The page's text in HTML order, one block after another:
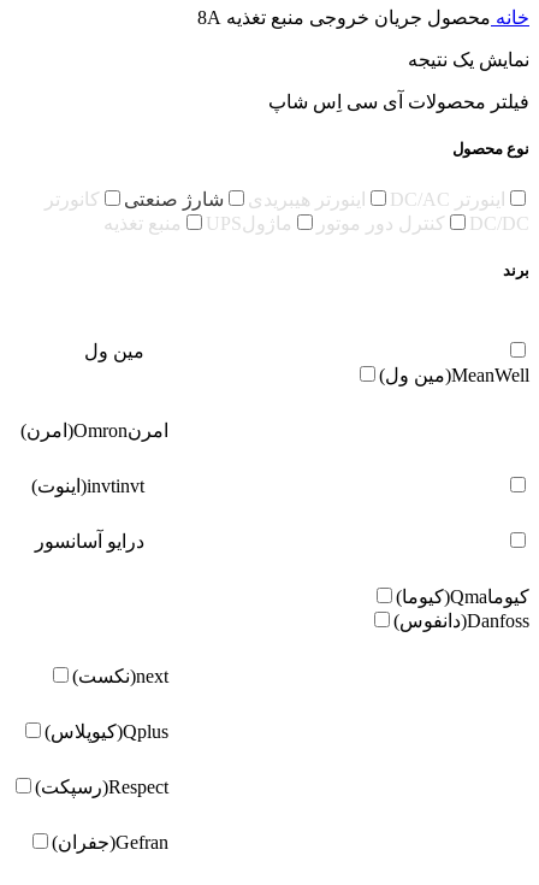
خانه محصول جریان خروجی منبع تغذیه 8A
نمایش یک نتیجه
فیلتر محصولات آی سی اِس شاپ
نوع محصول
اینورتر DC/AC اینورتر هیبریدی شارژ صنعتی
کانورتر
DC/DC
کنترل دور موتور ماژولUPS منبع تغذیه
برند
مین ول
MeanWell(مین ول)
امرنOmron(امرن)
invtinvt(اینوت)
درایو آسانسور
کیوماQma(کیوما)
Danfoss(دانفوس)
next(نکست)
Qplus(کیوپلاس)
Respect(رسپکت)
Gefran(جفران)